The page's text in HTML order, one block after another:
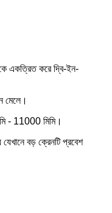
একত্রিত করে দ্বি-ইন-
মেলে।
- 11000 মিমি।
বড় ক্রেনটি প্রবেশ